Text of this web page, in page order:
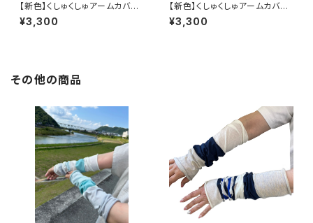
【新色】くしゅくしゅアームカバ
ー タンポポ
¥3,300
【新色】くしゅくしゅアームカバ
ー あさぎ
¥3,300
その他の商品